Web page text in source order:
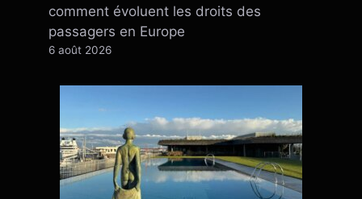
comment évoluent les droits des
passagers en Europe
6 août 2026